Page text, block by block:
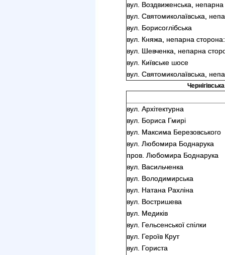
вул. Воздвиженська,
вул. Святомиколаївська,
вул. Борисоглібська
вул. Княжа, непарна
вул. Шевченка, непарна
вул. Київське шосе
вул. Святомиколаївська,
вул. Архітектурна
вул. Бориса Гмирі
вул. Максима Березовського
вул. Любомира Боднарука
пров. Любомира Боднарука
вул. Васильченка
вул. Володимирська
вул. Натана Рахліна
вул. Востришева
вул. Медиків
вул. Гельсенської спілки
вул. Героїв Крут
вул. Гориста